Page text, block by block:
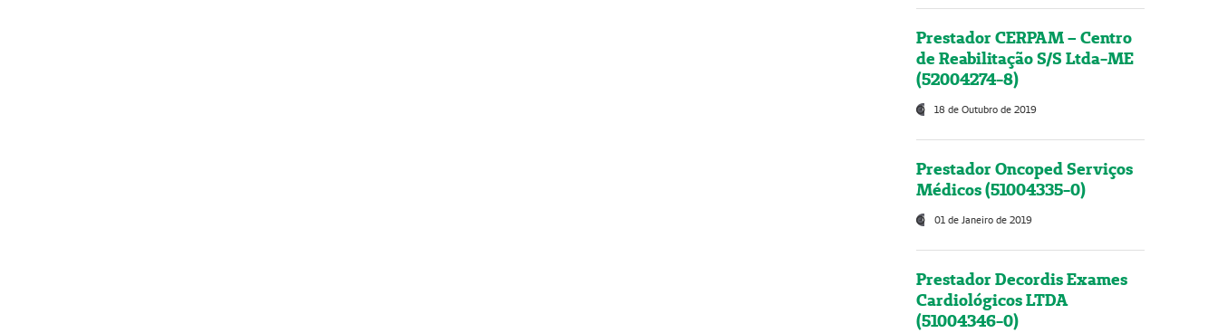
Prestador CERPAM – Centro
de Reabilitação S/S Ltda-ME
(52004274-8)
18 de Outubro de 2019
Prestador Oncoped Serviços
Médicos (51004335-0)
01 de Janeiro de 2019
Prestador Decordis Exames
Cardiológicos LTDA
(51004346-0)